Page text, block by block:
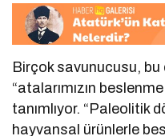
Birçok savunucusu, bu
“atalarımızın
tanımlıyor. “Paleolitik
hayvansal ürünlerle